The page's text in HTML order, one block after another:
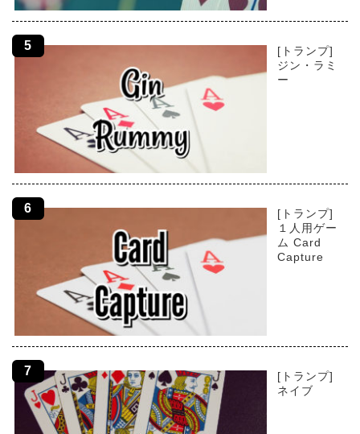
[トランプ]
ジン・ラミ
ー
[トランプ]
１人用ゲー
ム Card
Capture
[トランプ]
ネイブ